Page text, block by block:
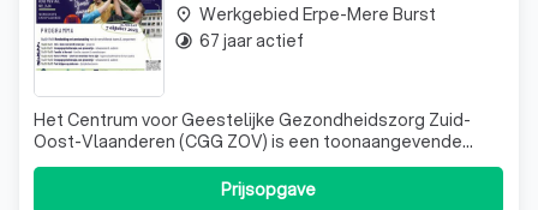
Het Centrum voor Geestelijke Gezondheidszorg Zuid-
Oost-Vlaanderen (CGG ZOV) is een toonaangevende
organisatie die zich inzet voor de geestelijke gezondheid
van kinderen, jongeren, volwassenen en ouderen. Wij
Prijsopgave
place Werkgebied Erpe-Mere Burst
timelapse 67 jaar actief